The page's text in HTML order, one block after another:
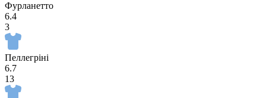
Фурланетто
6.4
3
Пеллегріні
6.7
13